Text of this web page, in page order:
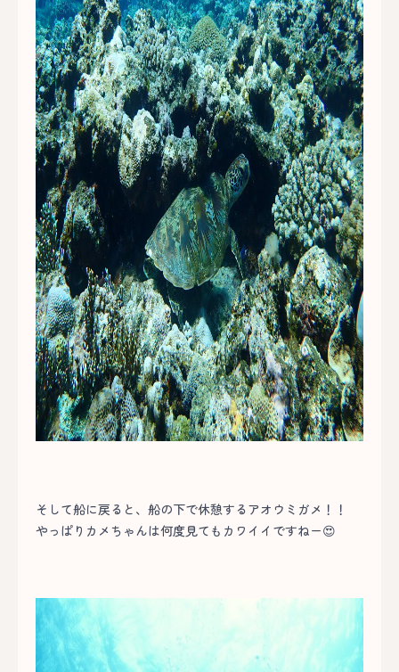
そして船に戻ると、船の下で休憩するアオウミガメ！！
やっぱりカメちゃんは何度見てもカワイイですねー😍